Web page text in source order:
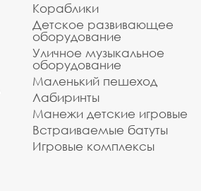
Кораблики
Детское развивающее
оборудование
Уличное музыкальное
оборудование
Маленький пешеход
Лабиринты
Манежи детские игровые
Встраиваемые батуты
Игровые комплексы